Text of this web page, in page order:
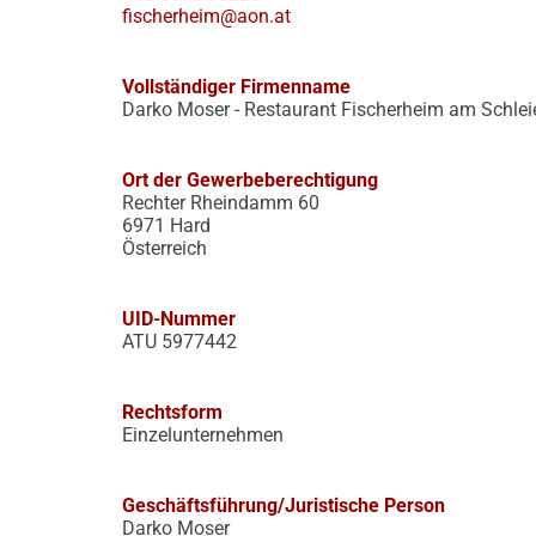
fischerheim@aon.at
Vollständiger Firmenname
Darko Moser - Restaurant Fischerheim am
Ort der Gewerbeberechtigung
Rechter Rheindamm 60
6971 Hard
Österreich
UID-Nummer
ATU 5977442
Rechtsform
Einzelunternehmen
Geschäftsführung/Juristische Person
Darko Moser